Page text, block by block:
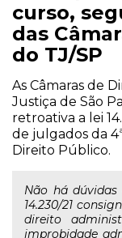
curso,
das
do TJ/SP
As Câmaras de
Justiça de São
retroativa a lei
de julgados da 4ª,
Direito Público.
Não há
14.230/21
direito
improbidade